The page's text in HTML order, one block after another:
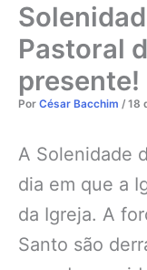
Pastoral
presente!
Por César Bacchim / 18
A Solenidade
dia em que a
da Igreja. A
Santo são